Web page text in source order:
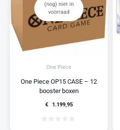
(nog) niet in
voorraad
One Piece
One Piece OP15 CASE – 12
booster boxen
€ 1.199,95